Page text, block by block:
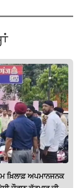
ਖ਼ਿਲਾਫ਼ ਅਪਮਾਨਜਨਕ